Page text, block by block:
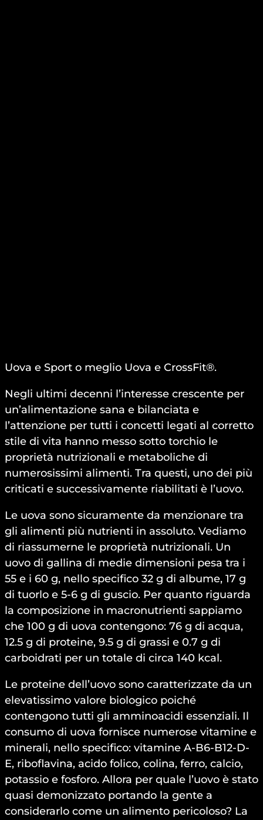
Uova e Sport o meglio Uova e CrossFit®.
Negli ultimi decenni l’interesse crescente per
un’alimentazione sana e bilanciata e
l’attenzione per tutti i concetti legati al corretto
stile di vita hanno messo sotto torchio le
proprietà nutrizionali e metaboliche di
numerosissimi alimenti. Tra questi, uno dei più
criticati e successivamente riabilitati è l’uovo.
Le uova sono sicuramente da menzionare tra
gli alimenti più nutrienti in assoluto. Vediamo
di riassumerne le proprietà nutrizionali. Un
uovo di gallina di medie dimensioni pesa tra i
55 e i 60 g, nello specifico 32 g di albume, 17 g
di tuorlo e 5-6 g di guscio. Per quanto riguarda
la composizione in macronutrienti sappiamo
che 100 g di uova contengono: 76 g di acqua,
12.5 g di proteine, 9.5 g di grassi e 0.7 g di
carboidrati per un totale di circa 140 kcal.
Le proteine dell’uovo sono caratterizzate da un
elevatissimo valore biologico poiché
contengono tutti gli amminoacidi essenziali. Il
consumo di uova fornisce numerose vitamine e
minerali, nello specifico: vitamine A-B6-B12-D-
E, riboflavina, acido folico, colina, ferro, calcio,
potassio e fosforo. Allora per quale l’uovo è stato
quasi demonizzato portando la gente a
considerarlo come un alimento pericoloso? La